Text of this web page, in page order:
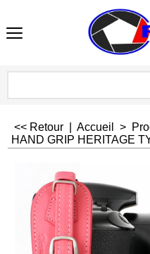
<< Retour Accueil >
HAND GRIP HERITAGE